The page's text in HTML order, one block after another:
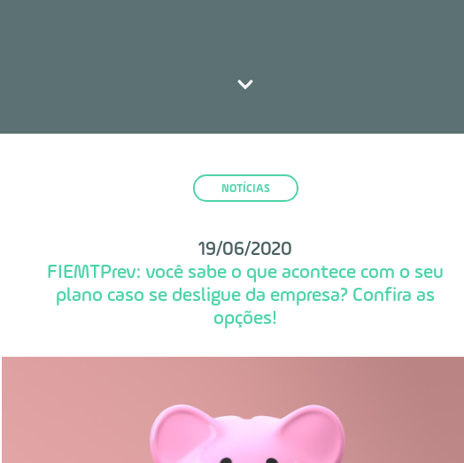
NOTÍCIAS
19/06/2020
FIEMTPrev: você sabe o que acontece com o seu
plano caso se desligue da empresa? Confira as
opções!